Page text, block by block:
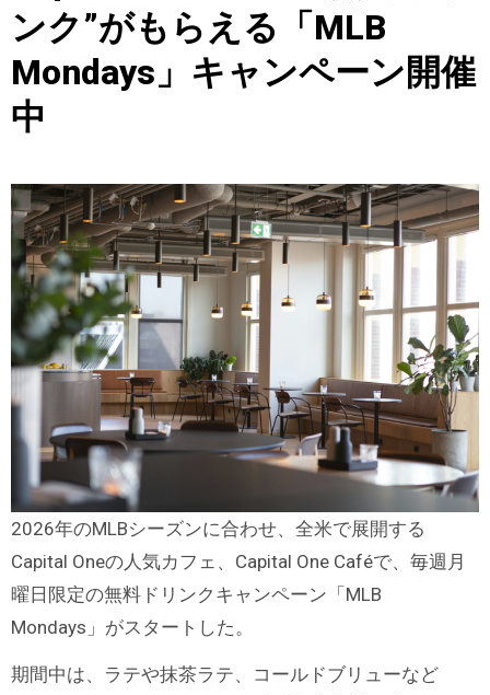
ンク”がもらえる「MLB
Mondays」キャンペーン開催
中
2026年のMLBシーズンに合わせ、全米で展開する
Capital Oneの人気カフェ、Capital One Caféで、毎週月
曜日限定の無料ドリンクキャンペーン「MLB
Mondays」がスタートした。
期間中は、ラテや抹茶ラテ、コールドブリューなど